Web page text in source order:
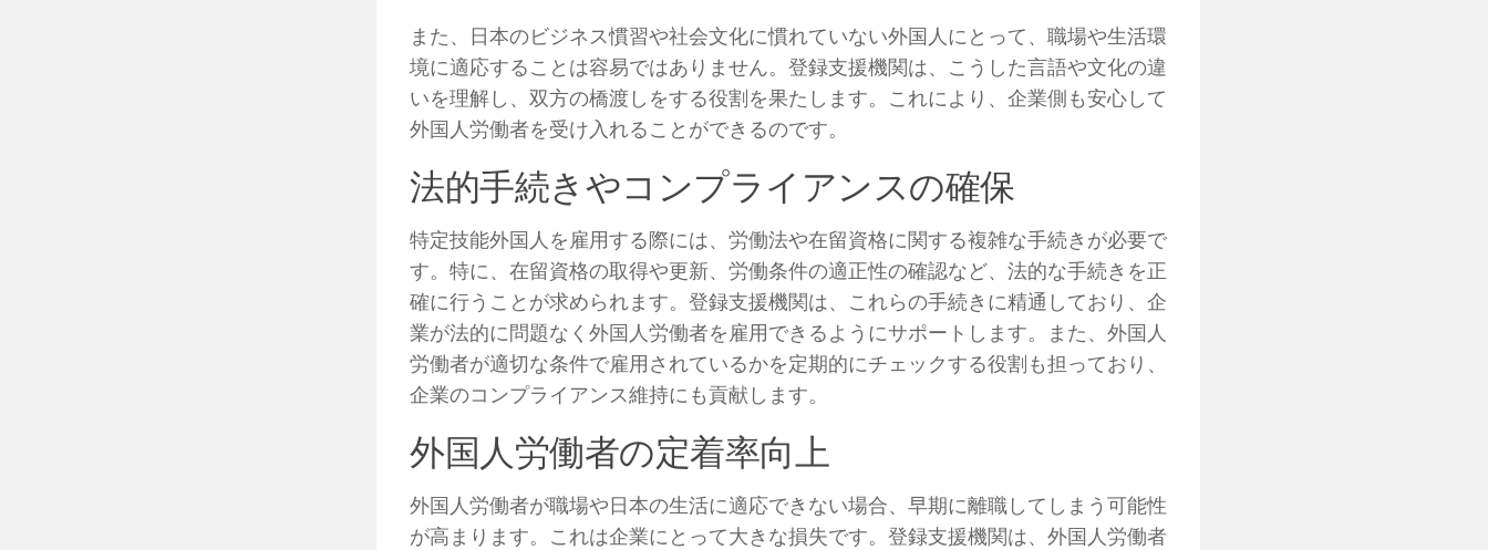
また、日本のビジネス慣習や社会文化に慣れていない外国人にとって、職場や生活環
境に適応することは容易ではありません。登録支援機関は、こうした言語や文化の違
いを理解し、双方の橋渡しをする役割を果たします。これにより、企業側も安心して
外国人労働者を受け入れることができるのです。
法的手続きやコンプライアンスの確保
特定技能外国人を雇用する際には、労働法や在留資格に関する複雑な手続きが必要で
す。特に、在留資格の取得や更新、労働条件の適正性の確認など、法的な手続きを正
確に行うことが求められます。登録支援機関は、これらの手続きに精通しており、企
業が法的に問題なく外国人労働者を雇用できるようにサポートします。また、外国人
労働者が適切な条件で雇用されているかを定期的にチェックする役割も担っており、
企業のコンプライアンス維持にも貢献します。
外国人労働者の定着率向上
外国人労働者が職場や日本の生活に適応できない場合、早期に離職してしまう可能性
が高まります。これは企業にとって大きな損失です。登録支援機関は、外国人労働者